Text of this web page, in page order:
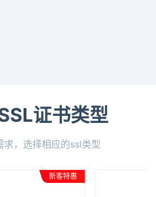
证书类型
求，选择相应的ssl类型
新客特惠